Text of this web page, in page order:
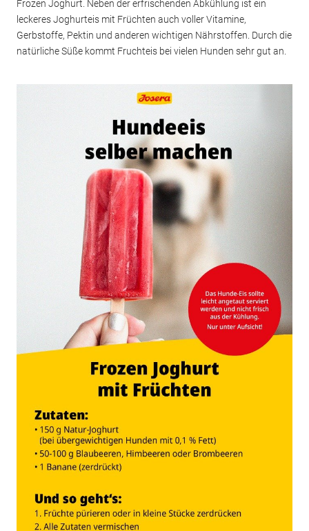
Frozen Joghurt. Neben der erfrischenden Abkühlung ist ein
leckeres Joghurteis mit Früchten auch voller Vitamine,
Gerbstoffe, Pektin und anderen wichtigen Nährstoffen. Durch die
natürliche Süße kommt Fruchteis bei vielen Hunden sehr gut an.